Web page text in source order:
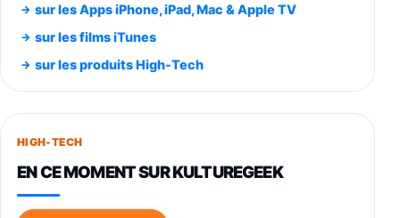
Smartphone SAMSUNG Galaxy S26 Ultra
891,99€1199€Fnac (Vendeur Tiers)
Smartphone SAMSUNG Galaxy S26+ Violet
749,99€
648,63€834,71€
sur les Apps iPhone, iPad, Mac & Apple TV
sur les films iTunes
sur les produits High-Tech
HIGH-TECH
EN CE MOMENT SUR KULTUREGEEK